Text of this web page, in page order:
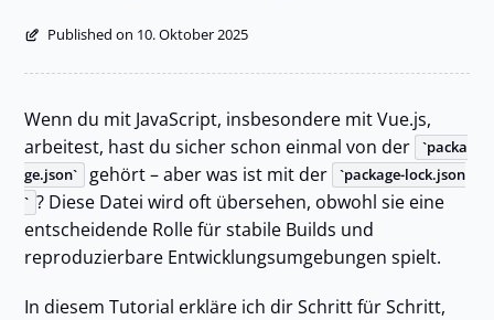
Published on 10. Oktober 2025
Wenn du mit JavaScript, insbesondere mit Vue.js,
arbeitest, hast du sicher schon einmal von der
packa
ge.json
gehört – aber was ist mit der package-lock.json
? Diese Datei wird oft übersehen, obwohl sie eine
entscheidende Rolle für stabile Builds und
reproduzierbare Entwicklungsumgebungen spielt.
In diesem Tutorial erkläre ich dir Schritt für Schritt,